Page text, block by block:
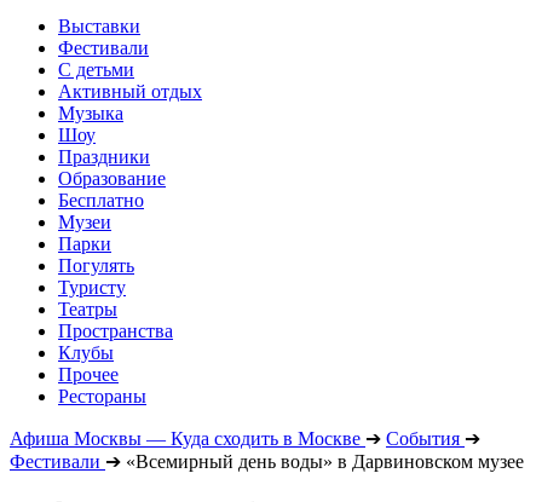
Выставки
Фестивали
С детьми
Активный отдых
Музыка
Шоу
Праздники
Образование
Бесплатно
Музеи
Парки
Погулять
Туристу
Театры
Пространства
Клубы
Прочее
Рестораны
Афиша Москвы — Куда сходить в Москве ➔ События ➔
Фестивали ➔ «Всемирный день воды» в Дарвиновском музее